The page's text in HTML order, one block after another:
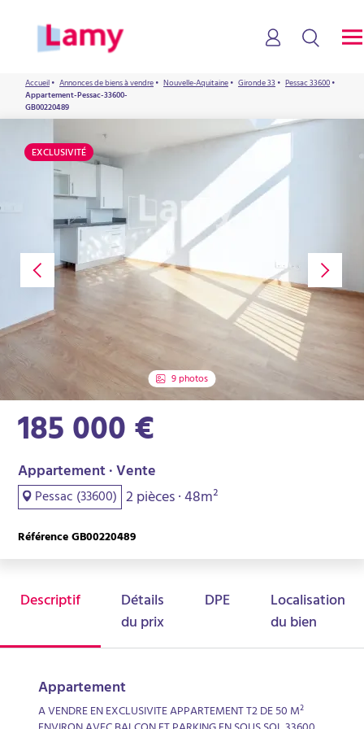
Accueil• Annonces de biens à vendre• Nouvelle-Aquitaine• Gironde 33• Pessac 33600•
Appartement-Pessac-33600-
GB00220489
EXCLUSIVITÉ
9 photos
Appartement · Vente
Pessac (33600) 2 pièces · 48m²
185 000 €
Référence GB00220489
Descriptif Détails
du prix
DPE Localisation
du bien
Appartement
A VENDRE EN EXCLUSIVITE APPARTEMENT T2 DE 50 M²